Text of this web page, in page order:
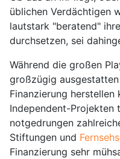
üblichen Verdächtigen
lautstark "beratend"
durchsetzen, sei
Während die großen
großzügig
Finanzierung herstellen
Independent-Projekten
notgedrungen
Stiftungen und
Finanzierung sehr